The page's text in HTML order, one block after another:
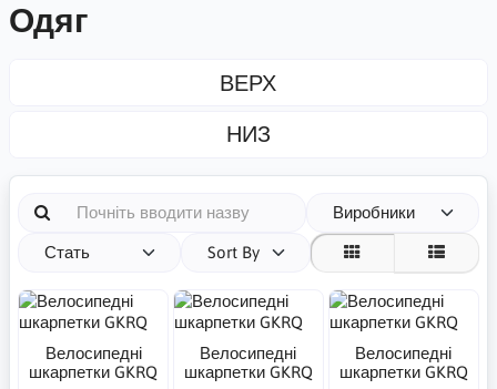
Одяг
ВЕРХ
НИЗ
Виробники
Стать Sort By
Велосипедні
шкарпетки GKRQ
Велосипедні
шкарпетки GKRQ
Велосипедні
шкарпетки GKRQ